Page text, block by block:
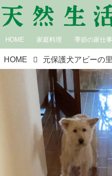
HOME 家庭料理 季節の家仕事
HOME